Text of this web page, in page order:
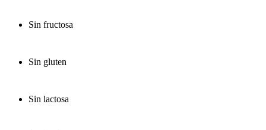
Sin fructosa
Sin gluten
Sin lactosa